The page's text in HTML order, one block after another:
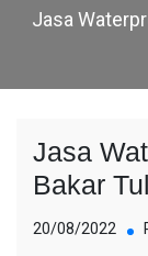
Jasa
Jasa
Bakar
20/08/2022